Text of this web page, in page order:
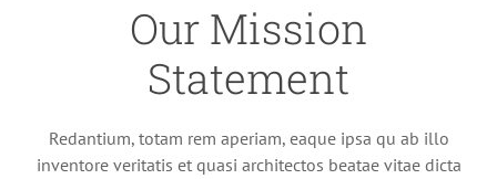
Our Mission
Statement
Redantium, totam rem aperiam, eaque ipsa qu ab illo
inventore veritatis et quasi architectos beatae vitae dicta